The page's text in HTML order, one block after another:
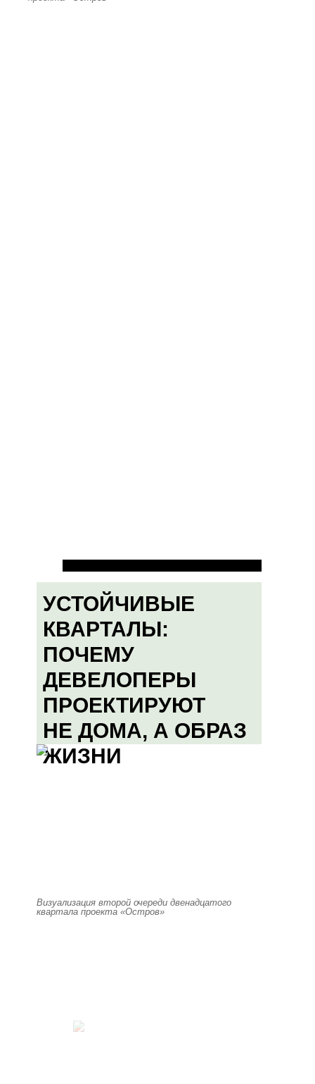
УСТОЙЧИВЫЕ
КВАРТАЛЫ:
ПОЧЕМУ
ДЕВЕЛОПЕРЫ
ПРОЕКТИРУЮТ
НЕ ДОМА, А ОБРАЗ
ЖИЗНИ
Визуализация второй очереди двенадцатого
квартала проекта «Остров»